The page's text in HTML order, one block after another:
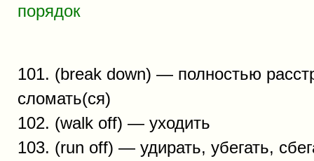
порядок
101. (break down) — полностью
сломать(ся)
102. (walk off) — уходить
103. (run off) — удирать, убегать,